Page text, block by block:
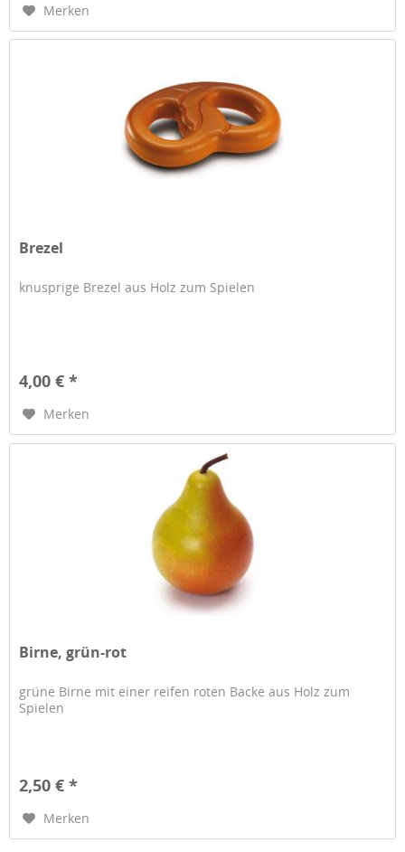
Merken
Brezel
knusprige Brezel aus Holz zum Spielen
4,00 € *
Merken
Birne, grün-rot
grüne Birne mit einer reifen roten Backe aus Holz zum
Spielen
2,50 € *
Merken